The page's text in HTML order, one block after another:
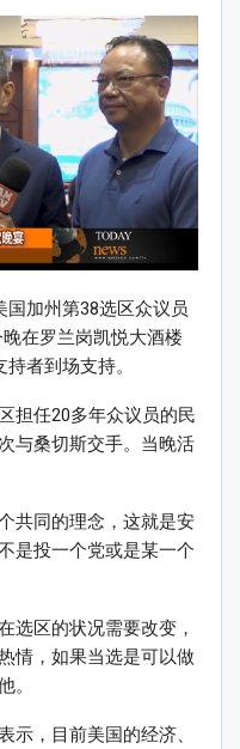
国加州第38选区众议员
在罗兰岗凯悦大酒楼
者到场支持。
担任20多年众议员的民
与桑切斯交手。当晚活
共同的理念，这就是安
是投一个党或是某一个
选区的状况需要改变，
情，如果当选是可以做
。
示，目前美国的经济、